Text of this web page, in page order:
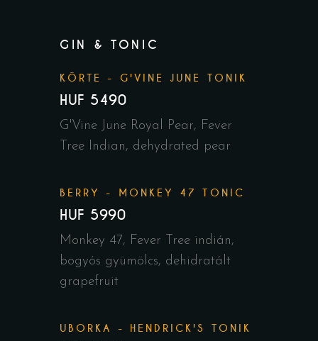
GIN & TONIC
KÖRTE - G'VINE JUNE TONIK
HUF 5490
G'Vine June Royal Pear, Fever
Tree Indian, dehydrated pear
BERRY - MONKEY 47 TONIC
HUF 5990
Monkey 47, Fever Tree indián,
bogyós gyümölcs, dehidratált
grapefruit
UBORKA - HENDRICK'S TONIK